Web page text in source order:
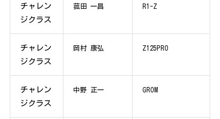
チャレン
ジクラス
菰田 一昌 R1-Z
チャレン
ジクラス
岡村 康弘 Z125PRO
チャレン
ジクラス
中野 正一 GROM